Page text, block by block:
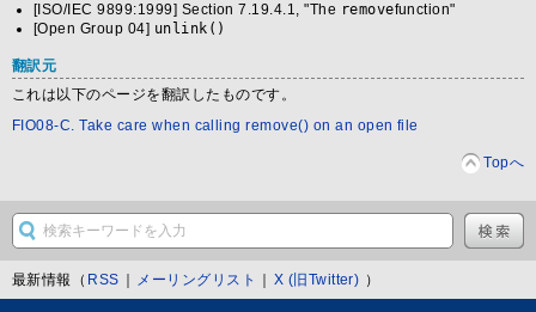
[ISO/IEC 9899:1999] Section 7.19.4.1, "The removefunction"
[Open Group 04] unlink()
翻訳元
これは以下のページを翻訳したものです。
FIO08-C. Take care when calling remove() on an open file
Topへ
最新情報（ RSS メーリングリスト X (旧Twitter) ）